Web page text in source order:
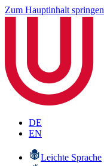
Zum Hauptinhalt springen
DE
EN
Leichte Sprache